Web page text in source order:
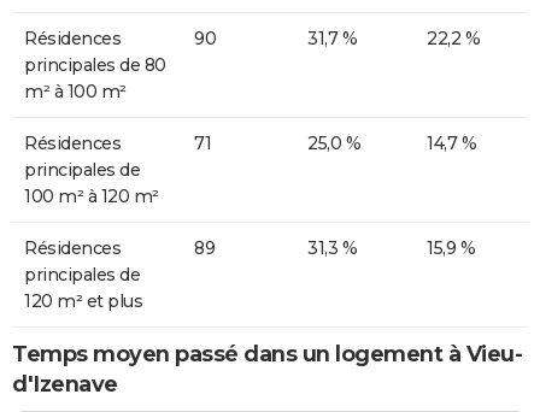
Résidences
principales de 80
m² à 100 m²
90 31,7 % 22,2 %
Résidences
principales de
100 m² à 120 m²
71 25,0 % 14,7 %
Résidences
principales de
120 m² et plus
89 31,3 % 15,9 %
Temps moyen passé dans un logement à Vieu-
d'Izenave